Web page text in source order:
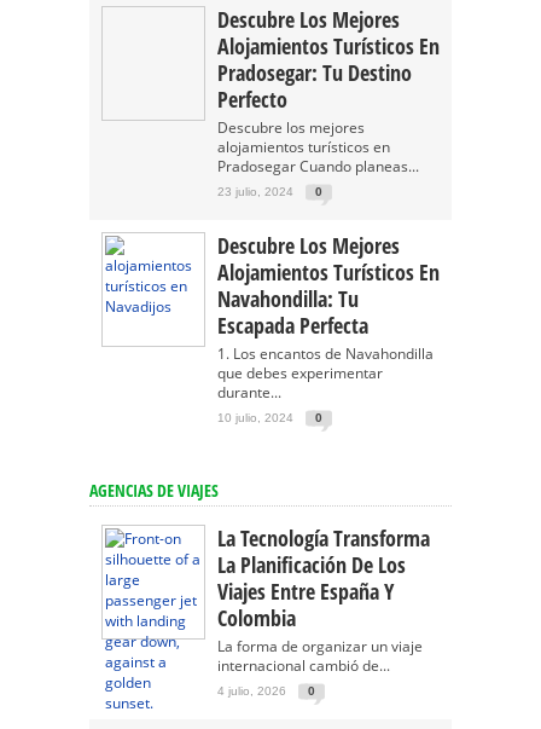
Descubre Los Mejores
Alojamientos Turísticos En
Pradosegar: Tu Destino
Perfecto
Descubre los mejores
alojamientos turísticos en
Pradosegar Cuando planeas...
23 julio, 2024 0
Descubre Los Mejores
Alojamientos Turísticos En
Navahondilla: Tu
Escapada Perfecta
1. Los encantos de Navahondilla
que debes experimentar
durante...
10 julio, 2024 0
AGENCIAS DE VIAJES
La Tecnología Transforma
La Planificación De Los
Viajes Entre España Y
Colombia
La forma de organizar un viaje
internacional cambió de...
4 julio, 2026 0